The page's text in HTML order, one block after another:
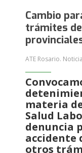
Cambio
trámites
ATE Rosario.
materia
Salud
denuncia
accidente
otros